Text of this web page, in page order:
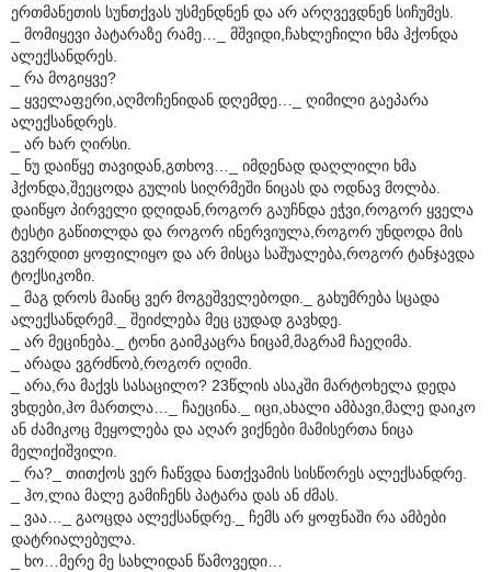
ერთმანეთის სუნთქვას უსმენდნენ და არ არღვევდნენ სიჩუმეს.
_ მომიყევი პატარაზე რამე…_ მშვიდი,ჩახლეჩილი ხმა ჰქონდა
ალექსანდრეს.
_ რა მოგიყვე?
_ ყველაფერი,აღმოჩენიდან დღემდე…_ ღიმილი გაეპარა
ალექსანდრეს.
_ არ ხარ ღირსი.
_ ნუ დაიწყე თავიდან,გთხოვ…_ იმდენად დაღლილი ხმა
ჰქონდა,შეეცოდა გულის სიღრმეში ნიცას და ოდნავ მოლბა.
დაიწყო პირველი დღიდან,როგორ გაუჩნდა ეჭვი,როგორ ყველა
ტესტი გაწითლდა და როგორ ინერვიულა,როგორ უნდოდა მის
გვერდით ყოფილიყო და არ მისცა საშუალება,როგორ ტანჯავდა
ტოქსიკოზი.
_ მაგ დროს მაინც ვერ მოგეშველებოდი._ გახუმრება სცადა
ალექსანდრემ._ შეიძლება მეც ცუდად გავხდე.
_ არ მეცინება._ ტონი გაიმკაცრა ნიცამ,მაგრამ ჩაეღიმა.
_ არადა ვგრძნობ,როგორ იღიმი.
_ არა,რა მაქვს სასაცილო? 23წლის ასაკში მარტოხელა დედა
ვხდები,ჰო მართლა…_ ჩაეცინა._ იცი,ახალი ამბავი,მალე დაიკო
ან ძამიკოც მეყოლება და აღარ ვიქნები მამისერთა ნიცა
მელიქიშვილი.
_ რა?_ თითქოს ვერ ჩაწვდა ნათქვამის სისწორეს ალექსანდრე.
_ ჰო,ლია მალე გამიჩენს პატარა დას ან ძმას.
_ ვაა…_ გაოცდა ალექსანდრე._ ჩემს არ ყოფნაში რა ამბები
დატრიალებულა.
_ ხო…მერე მე სახლიდან წამოვედი…